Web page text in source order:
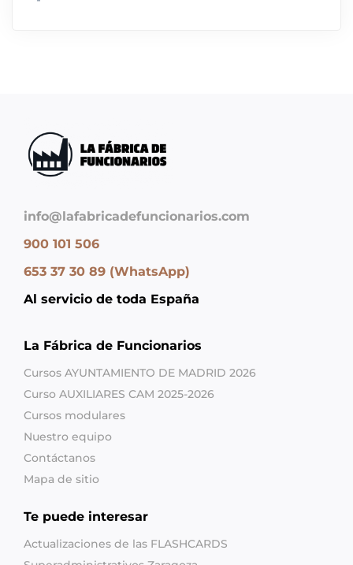
info@lafabricadefuncionarios.com
900 101 506
653 37 30 89 (WhatsApp)
Al servicio de toda España
La Fábrica de Funcionarios
Cursos AYUNTAMIENTO DE MADRID 2026
Curso AUXILIARES CAM 2025-2026
Cursos modulares
Nuestro equipo
Contáctanos
Mapa de sitio
Te puede interesar
Actualizaciones de las FLASHCARDS